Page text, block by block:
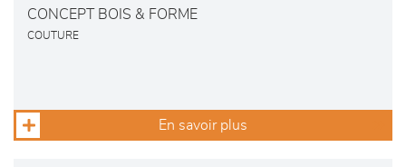
CONCEPT BOIS & FORME
COUTURE
En savoir plus